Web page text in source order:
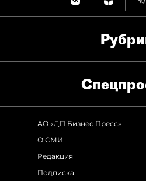
АО «ДП Бизнес Пресс»
О СМИ
Редакция
Подписка